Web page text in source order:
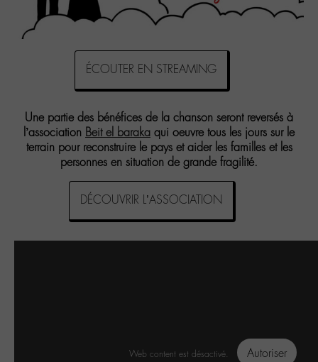
ÉCOUTER EN STREAMING
Une partie des bénéfices de la chanson seront reversés à
l’association Beit el baraka qui oeuvre tous les jours sur le
terrain pour reconstruire le pays et aider les familles et les
personnes en situation de grande fragilité.
DÉCOUVRIR L’ASSOCIATION
Web content est désactivé. Autoriser